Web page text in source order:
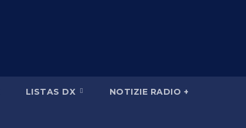
LISTAS DX NOTIZIE RADIO +